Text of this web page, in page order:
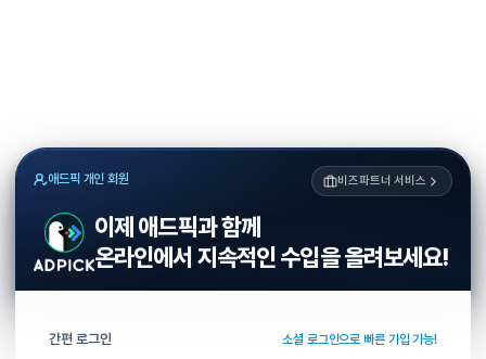
애드픽 개인 회원 비즈파트너 서비스
이제 애드픽과 함께
온라인에서 지속적인 수입을 올려보세요!
간편 로그인 소셜 로그인으로 빠른 가입 가능!